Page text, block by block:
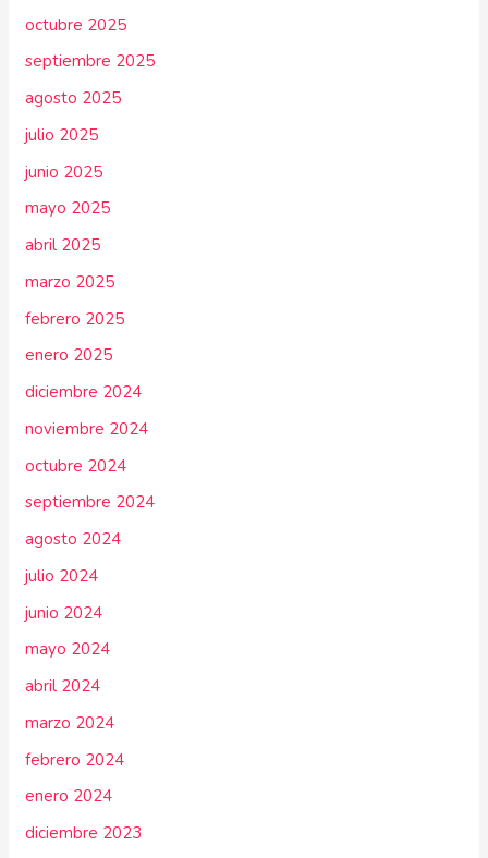
octubre 2025
septiembre 2025
agosto 2025
julio 2025
junio 2025
mayo 2025
abril 2025
marzo 2025
febrero 2025
enero 2025
diciembre 2024
noviembre 2024
octubre 2024
septiembre 2024
agosto 2024
julio 2024
junio 2024
mayo 2024
abril 2024
marzo 2024
febrero 2024
enero 2024
diciembre 2023